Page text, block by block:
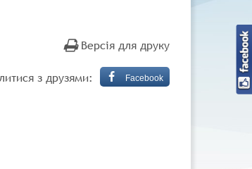
Версія для друку
з друзями: Facebook